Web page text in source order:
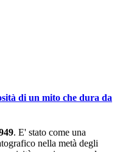
di un mito che dura da
. E' stato come una
nella metà degli